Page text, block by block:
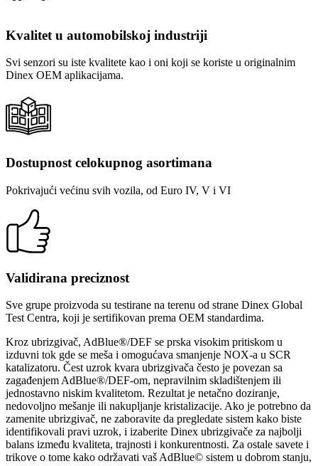
Kvalitet u automobilskoj industriji
Svi senzori su iste kvalitete kao i oni koji se koriste u originalnim
Dinex OEM aplikacijama.
Dostupnost celokupnog asortimana
Pokrivajući većinu svih vozila, od Euro IV, V i VI
Validirana preciznost
Sve grupe proizvoda su testirane na terenu od strane Dinex Global
Test Centra, koji je sertifikovan prema OEM standardima.
Kroz ubrizgivač, AdBlue®/DEF se prska visokim pritiskom u
izduvni tok gde se meša i omogućava smanjenje NOX-a u SCR
katalizatoru. Čest uzrok kvara ubrizgivača često je povezan sa
zagađenjem AdBlue®/DEF-om, nepravilnim skladištenjem ili
jednostavno niskim kvalitetom. Rezultat je netačno doziranje,
nedovoljno mešanje ili nakupljanje kristalizacije. Ako je potrebno da
zamenite ubrizgivač, ne zaboravite da pregledate sistem kako biste
identifikovali pravi uzrok, i izaberite Dinex ubrizgivače za najbolji
balans između kvaliteta, trajnosti i konkurentnosti. Za ostale savete i
trikove o tome kako održavati vaš AdBlue© sistem u dobrom stanju,